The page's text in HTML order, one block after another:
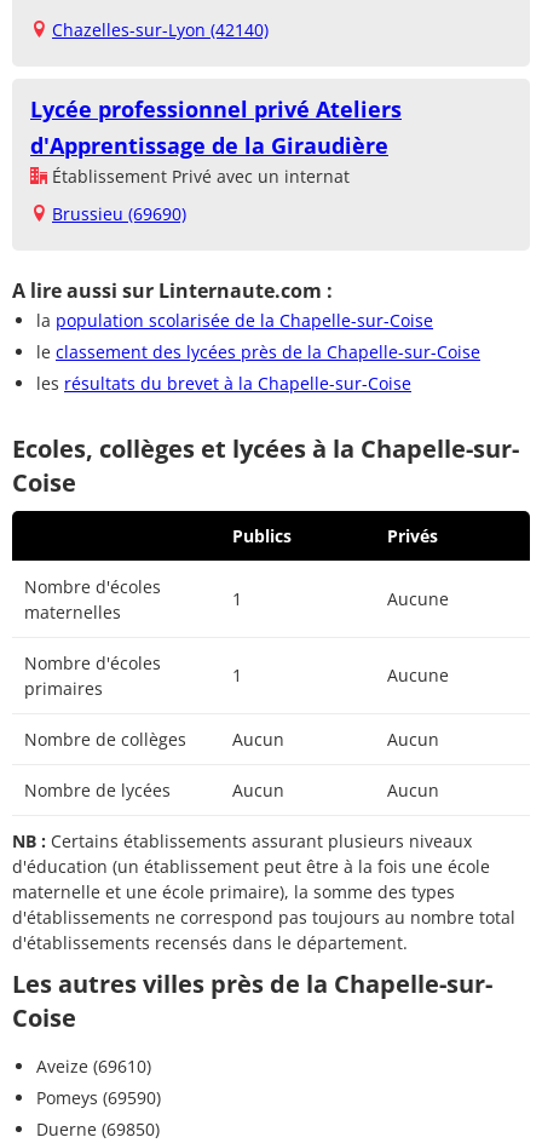
Chazelles-sur-Lyon (42140)
Lycée professionnel privé Ateliers
d'Apprentissage de la Giraudière
Établissement Privé avec un internat
Brussieu (69690)
A lire aussi sur Linternaute.com :
la population scolarisée de la Chapelle-sur-Coise
le classement des lycées près de la Chapelle-sur-Coise
les résultats du brevet à la Chapelle-sur-Coise
Ecoles, collèges et lycées à la Chapelle-sur-
Coise
Publics Privés
Nombre d'écoles
maternelles
1 Aucune
Nombre d'écoles
primaires
1 Aucune
Nombre de collèges Aucun Aucun
Nombre de lycées Aucun Aucun
NB : Certains établissements assurant plusieurs niveaux
d'éducation (un établissement peut être à la fois une école
maternelle et une école primaire), la somme des types
d'établissements ne correspond pas toujours au nombre total
d'établissements recensés dans le département.
Les autres villes près de la Chapelle-sur-
Coise
Aveize (69610)
Pomeys (69590)
Duerne (69850)